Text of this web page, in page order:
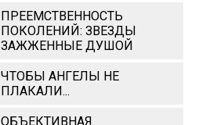
ПРЕЕМСТВЕННОСТЬ
ПОКОЛЕНИЙ: ЗВЕЗДЫ
ЗАЖЖЕННЫЕ ДУШОЙ
ЧТОБЫ АНГЕЛЫ НЕ
ПЛАКАЛИ...
ОБЪЕКТИВНАЯ